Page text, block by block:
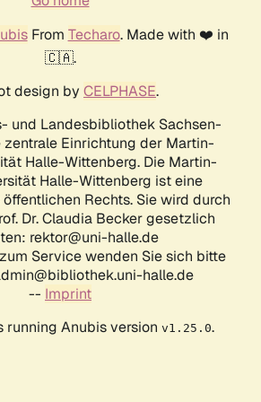
From Techaro. Made with ❤️ in
🇨🇦.
design by CELPHASE.
und Landesbibliothek Sachsen-
Einrichtung der Martin-
Halle-Wittenberg. Die Martin-
Halle-Wittenberg ist eine
Rechts. Sie wird durch
Dr. Claudia Becker gesetzlich
rektor@uni-halle.de
Service wenden Sie sich bitte
halle.de
-- Imprint
running Anubis version v1.25.0.